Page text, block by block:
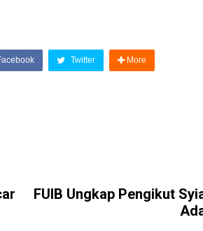
Twitter More
FUIB Ungkap Pengikut